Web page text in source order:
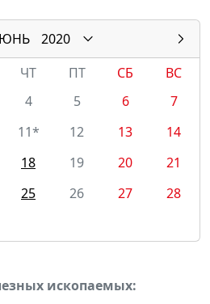
2020
ЧТ ПТ СБ
ВС
4 5 6
7
11* 12 13
14
18 19 20
21
25 26 27
28
ископаемых: